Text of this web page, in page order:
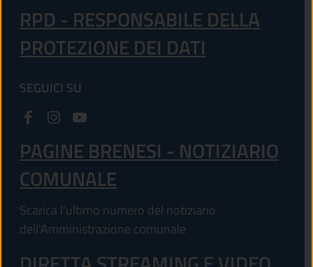
RPD - RESPONSABILE DELLA
PROTEZIONE DEI DATI
SEGUICI SU
PAGINE BRENESI - NOTIZIARIO
COMUNALE
Scarica l'ultimo numero del notiziario
dell'Amministrazione comunale